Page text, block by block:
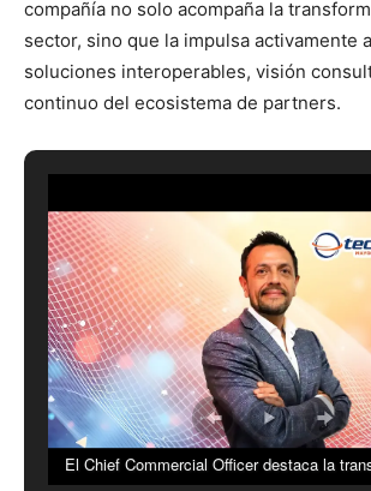
compañía no solo acompaña la
sector, sino que la impulsa activamente
soluciones interoperables, visión
continuo del ecosistema de partners.
El Chief Commercial Officer destaca la